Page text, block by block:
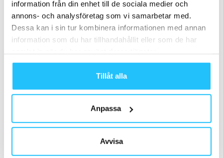
information från din enhet till de sociala medier och
annons- och analysföretag som vi samarbetar med.
Dessa kan i sin tur kombinera informationen med annan
information som du har tillhandahållit eller som de har
Tillåt alla
Anpassa
Avvisa
studiocykling
2018-06-07
Din guide till rätt bildstorlek för sociala medier
2018-08-21
Friskis träningstrendspaning 2023